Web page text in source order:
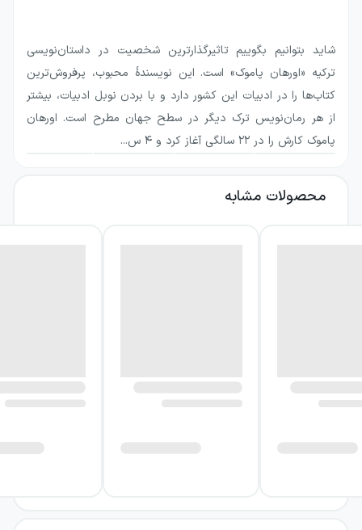
می‌دهد و او را با احساساتی روبه‌رو می‌کند که
نمی‌توان به‌سادگی در چارچوب تصمیم‌های قبلی
جای داد.
درباره کتاب موزه معصومیت
است، اما در لایه‌های عمیق‌تر، طبیعت عشق و
شاید بتوانیم بگوییم تاثیرگذارترین شخصیت در داستان‌نویسی
ترکیه «اورهان پاموک» است. این نویسندهٔ محبوب، پرفروش‌ترین
کتاب‌ها را در ادبیات این کشور دارد و با بردن نوبل ادبیات، بیشتر
از هر رمان‌نویس ترک دیگر در سطح جهان مطرح است. اورهان
پاموک کارش را در ۲۲ سالگی آغاز کرد و ۴ س...
محصولات مشابه